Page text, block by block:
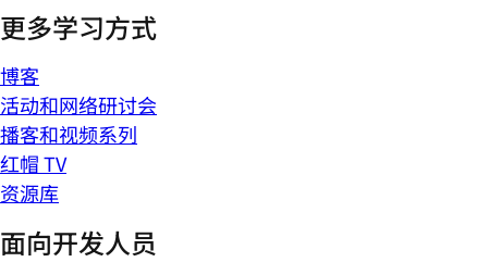
更多学习方式
博客
活动和网络研讨会
播客和视频系列
红帽 TV
资源库
面向开发人员